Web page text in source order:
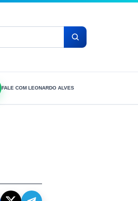
FALE COM LEONARDO ALVES